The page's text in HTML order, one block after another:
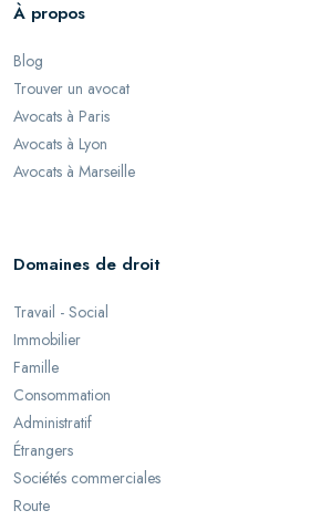
À propos
Blog
Trouver un avocat
Avocats à Paris
Avocats à Lyon
Avocats à Marseille
Domaines de droit
Travail - Social
Immobilier
Famille
Consommation
Administratif
Étrangers
Sociétés commerciales
Route